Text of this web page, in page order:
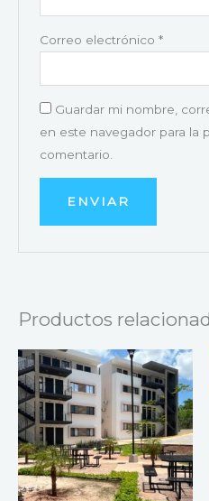
Correo electrónico *
Guardar mi nombre,
en este navegador para la
comentario.
Productos